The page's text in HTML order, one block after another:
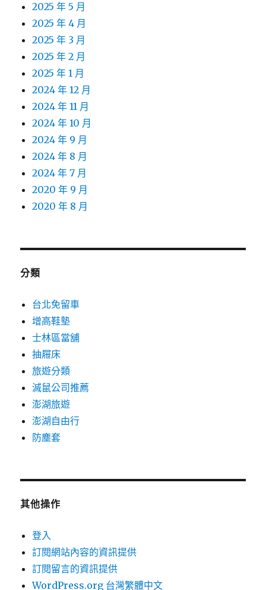
2025 年 5 月
2025 年 4 月
2025 年 3 月
2025 年 2 月
2025 年 1 月
2024 年 12 月
2024 年 11 月
2024 年 10 月
2024 年 9 月
2024 年 8 月
2024 年 7 月
2020 年 9 月
2020 年 8 月
分類
台北免留車
增高鞋墊
士林區當舖
抽屜床
旅遊分類
滅鼠公司推薦
澎湖旅遊
澎湖自由行
防塵套
其他操作
登入
訂閱網站內容的資訊提供
訂閱留言的資訊提供
WordPress.org 台灣繁體中文